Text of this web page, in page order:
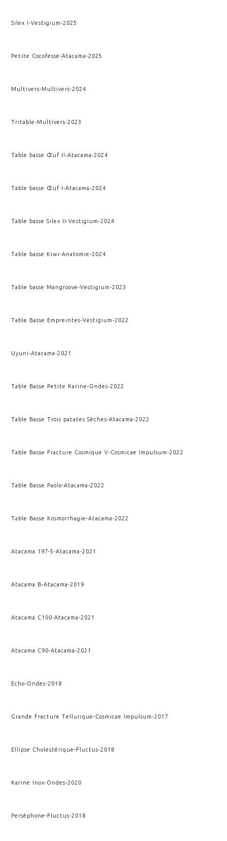
Silex I-Vestigium-2025
Petite Cocofesse-Atacama-2025
Multivers-Multivers-2024
Tritable-Multivers-2023
Table basse Œuf II-Atacama-2024
Table basse Œuf I-Atacama-2024
Table basse Silex II-Vestigium-2024
Table basse Kiwi-Anatomie-2024
Table basse Mangroove-Vestigium-2023
Table Basse Empreintes-Vestigium-2022
Uyuni-Atacama-2021
Table Basse Petite Karine-Ondes-2022
Table Basse Trois patates Sèches-Atacama-2022
Table Basse Fracture Cosmique V-Cosmicae Impulsum-2022
Table Basse Paolo-Atacama-2022
Table Basse Kosmorrhagie-Atacama-2022
Atacama 197-5-Atacama-2021
Atacama B-Atacama-2019
Atacama C100-Atacama-2021
Atacama C90-Atacama-2021
Echo-Ondes-2018
Grande Fracture Tellurique-Cosmicae Impulsum-2017
Ellipse Cholestérique-Fluctus-2018
Karine Inox-Ondes-2020
Perséphone-Fluctus-2018